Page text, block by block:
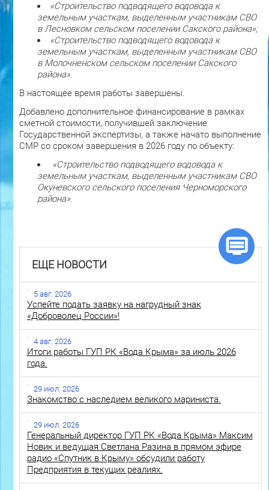
«Строительство подводящего водовода к
земельным участкам, выделенным участникам СВО
в Лесновком сельском поселении Сакского района»;
«Строительство подводящего водовода к
земельным участкам, выделенным участникам СВО
в Молочненском сельском поселении Сакского
района».
В настоящее время работы завершены.
Добавлено дополнительное финансирование в рамках
сметной стоимости, получившей заключение
Государственной экспертизы, а также начато выполнение
СМР со сроком завершения в 2026 году по объекту:
«Строительство подводящего водовода к
земельным участкам, выделенным участникам СВО
Окуневского сельского поселения Черноморского
района».
ЕЩЕ НОВОСТИ
5 авг. 2026
Успейте подать заявку на нагрудный знак
«Доброволец России»!
4 авг. 2026
Итоги работы ГУП РК «Вода Крыма» за июль 2026
года.
29 июл. 2026
Знакомство с наследием великого мариниста.
29 июл. 2026
Генеральный директор ГУП РК «Вода Крыма» Максим
Новик и ведущая Светлана Разина в прямом эфире
радио «Спутник в Крыму» обсудили работу
Предприятия в текущих реалиях.